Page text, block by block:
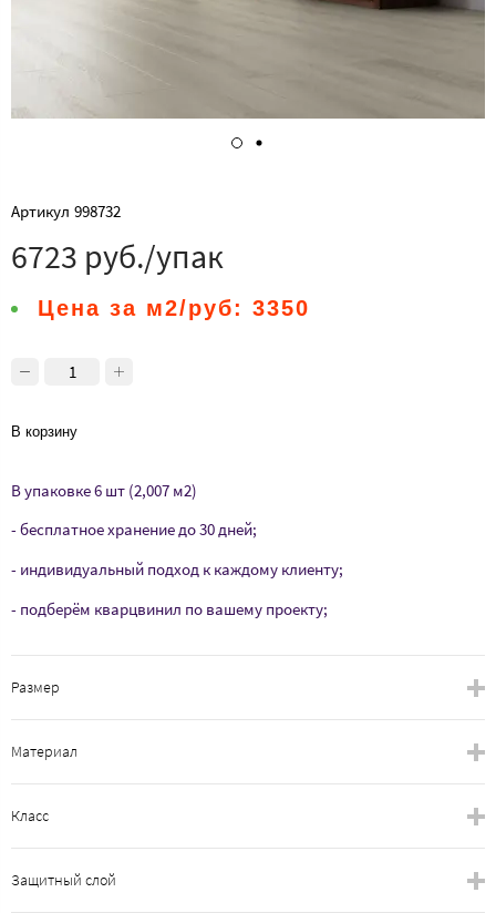
Артикул 998732
6723 руб./упак
Цена за м2/руб: 3350
В корзину
В упаковке 6 шт (2,007 м2)
- бесплатное хранение до 30 дней;
- индивидуальный подход к каждому клиенту;
- подберём кварцвинил по вашему проекту;
Размер
Материал
Класс
Защитный слой